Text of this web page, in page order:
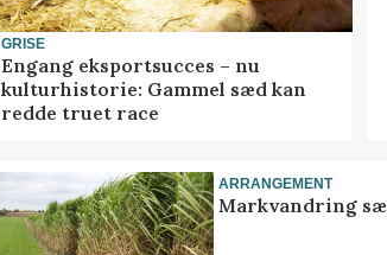
GRISE
Engang eksportsucces – nu
kulturhistorie: Gammel sæd kan
redde truet race
ARRANGEMENT
Markvandring